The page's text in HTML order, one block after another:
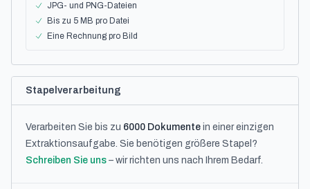
JPG- und PNG-Dateien
Bis zu 5 MB pro Datei
Eine Rechnung pro Bild
Stapelverarbeitung
Verarbeiten Sie bis zu 6000 Dokumente in einer einzigen
Extraktionsaufgabe. Sie benötigen größere Stapel?
Schreiben Sie uns – wir richten uns nach Ihrem Bedarf.